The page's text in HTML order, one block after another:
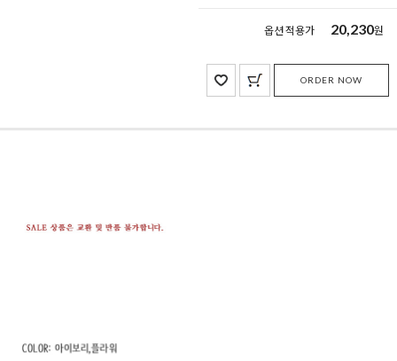
옵션 적용가 20,230원
ORDER NOW